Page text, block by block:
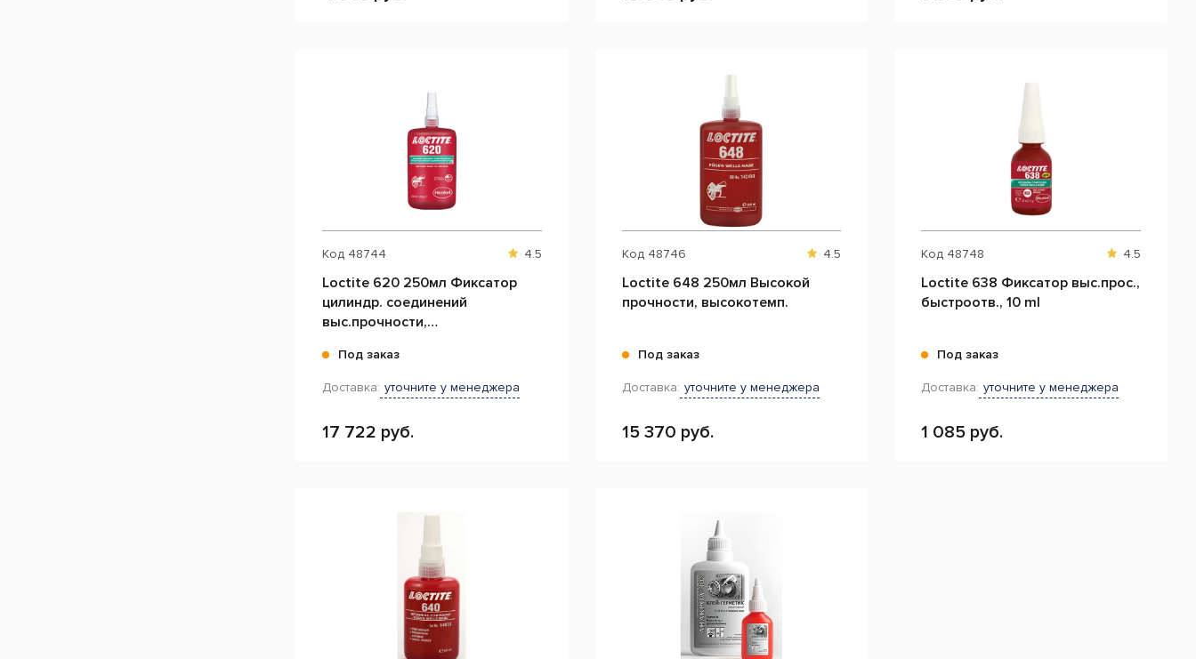
Код 48744 4.5
Loctite 620 250мл Фиксатор
цилиндр. соединений
выс.прочности,
медленный
Под заказ
Доставка: уточните у менеджера
17 722 руб.
Код 48746 4.5
Loctite 648 250мл Высокой
прочности, высокотемп.
Под заказ
Доставка: уточните у менеджера
15 370 руб.
Код 48748 4.5
Loctite 638 Фиксатор выс.прос.,
быстроотв., 10 ml
Под заказ
Доставка: уточните у менеджера
1 085 руб.